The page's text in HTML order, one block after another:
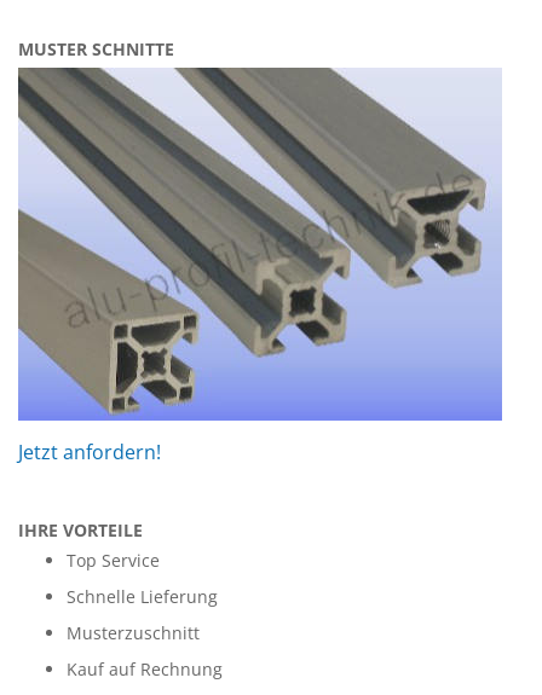
MUSTER SCHNITTE
Jetzt anfordern!
IHRE VORTEILE
Top Service
Schnelle Lieferung
Musterzuschnitt
Kauf auf Rechnung